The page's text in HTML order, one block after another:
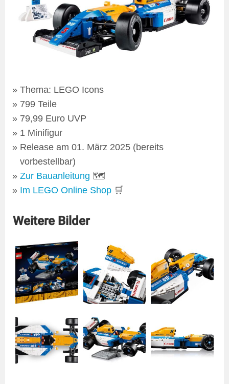
Thema: LEGO Icons
799 Teile
79,99 Euro UVP
1 Minifigur
Release am 01. März 2025 (bereits
vorbestellbar)
Zur Bauanleitung 🗺
Im LEGO Online Shop 🛒
Weitere Bilder